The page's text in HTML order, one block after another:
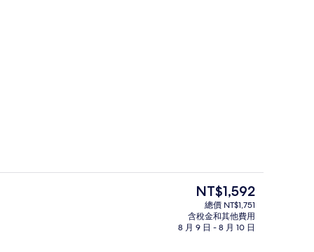
目
的
價
NT$1,592
總價 NT$1,751
含稅金和其他費用
8 月 9 日 - 8 月 10 日